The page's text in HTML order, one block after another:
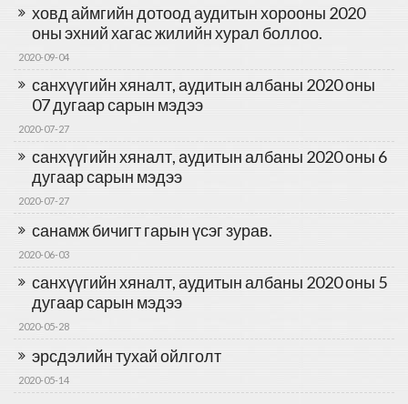
ховд аймгийн дотоод аудитын хорооны 2020
оны эхний хагас жилийн хурал боллоо.
2020-09-04
санхүүгийн хяналт, аудитын албаны 2020 оны
07 дугаар сарын мэдээ
2020-07-27
санхүүгийн хяналт, аудитын албаны 2020 оны 6
дугаар сарын мэдээ
2020-07-27
санамж бичигт гарын үсэг зурав.
2020-06-03
санхүүгийн хяналт, аудитын албаны 2020 оны 5
дугаар сарын мэдээ
2020-05-28
эрсдэлийн тухай ойлголт
2020-05-14